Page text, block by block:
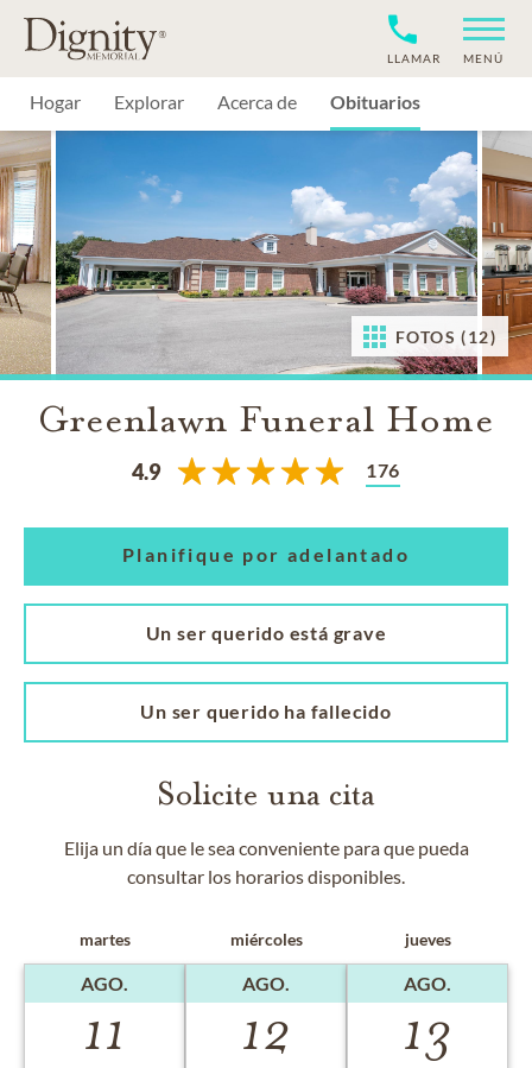
MENÚ
LLAMAR
Hogar Explorar Acerca de Obituarios
FOTOS (12)
Greenlawn Funeral Home
4.9 176
Planifique por adelantado
Un ser querido está grave
Un ser querido ha fallecido
Solicite una cita
Elija un día que le sea conveniente para que pueda
consultar los horarios disponibles.
martes
AGO.
11
miércoles
AGO.
12
jueves
AGO.
13